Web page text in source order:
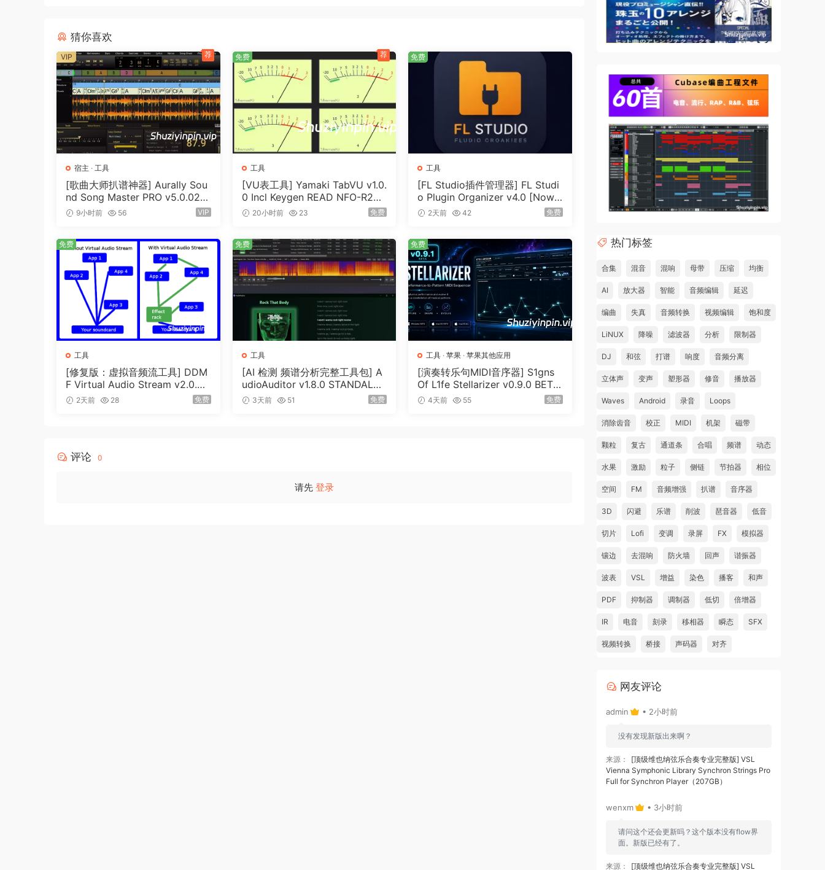
To use PhotoScore & NotateMe 2020 for Windows your system requires the following hardware:
An IBM compatible Pentium III (or equivalent AMD processor) or higher PC with Windows 7/8/10. At least
512MB is recommended.
Your computer should also have a reasonable amount of free hard disk space – at least 40MB and preferably
rather more.
Adobe Reader 6.0 or later should be installed to view PhotoScore’s PDF help.
Sibelius users note: Although PhotoScore will work with Sibelius version 3 and higher, It is recommended that
you use Sibelius 5.0 or higher (Sibelius 2018 for the best results) as it has greatly improved PhotoScore
importing capabilities.
A scanner (probably connected to your computer via a USB, Printer or SCSI port), and installed TWAIN or WIA
driver software.
using touchscreen/stylus.
🏠 HomePage
猜你喜欢
宿主 · 工具
[歌曲大师扒谱神器] Aurally Sou
nd Song Master PRO v5.0.02
[WiN]（355MB）
9小时前 56 VIP
VIP 荐
工具
[VU表工具] Yamaki TabVU v1.0.
0 Incl Keygen READ NFO-R2R
[WiN]（4.7MB）
20小时前 23 免费
免费 荐
工具
[FL Studio插件管理器] FL Studi
o Plugin Organizer v4.0 [Now
with FLP Downgrade] [WiN]
2天前 42 免费
免费
工具
[修复版：虚拟音频流工具] DDM
F Virtual Audio Stream v2.0.2
x32 x64 Rev4-itUsed [WiN]
2天前 28 免费
免费
工具
[AI 检测 频谱分析完整工具包] A
udioAuditor v1.8.0 STANDALO
NE PORTABLE [WiN]（74.6MB
3天前 51 免费
免费
工具 ·苹果 ·苹果其他应用
[演奏转乐句MIDI音序器] S1gns
Of L1fe Stellarizer v0.9.0 BETA
-ARCADiA [MacOSX]（22MB）
4天前 55 免费
免费
评论 0
请先 登录
热门标签
合集 混音 混响 母带 压缩 均衡
AI 放大器 智能 音频编辑 延迟
编曲 失真 音频转换 视频编辑 饱和度
LiNUX 降噪 滤波器 分析 限制器
DJ 和弦 打谱 响度 音频分离
立体声 变声 塑形器 修音 播放器
Waves Android 录音 Loops
消除齿音 校正 MIDI 机架 磁带
颗粒 复古 通道条 合唱 频谱 动态
水果 激励 粒子 侧链 节拍器 相位
空间 FM 音频增强 扒谱 音序器
3D 闪避 乐谱 削波 琶音器 低音
切片 Lofi 变调 录屏 FX 模拟器
镶边 去混响 防火墙 回声 谐振器
波表 VSL 增益 染色 播客 和声
PDF 抑制器 调制器 低切 倍增器
IR 电音 刻录 移相器 瞬态 SFX
视频转换 桥接 声码器 对齐
网友评论
admin • 2小时前
没有发现新版出来啊？
来源：
[顶级维也纳弦乐合奏专业完整版] VSL
Vienna Symphonic Library Synchron Strings Pro
Full for Synchron Player（207GB）
wenxm • 3小时前
请问这个还会更新吗？这个版本没有flow界
面。新版已经有了。
来源： [顶级维也纳弦乐合奏专业完整版] VSL